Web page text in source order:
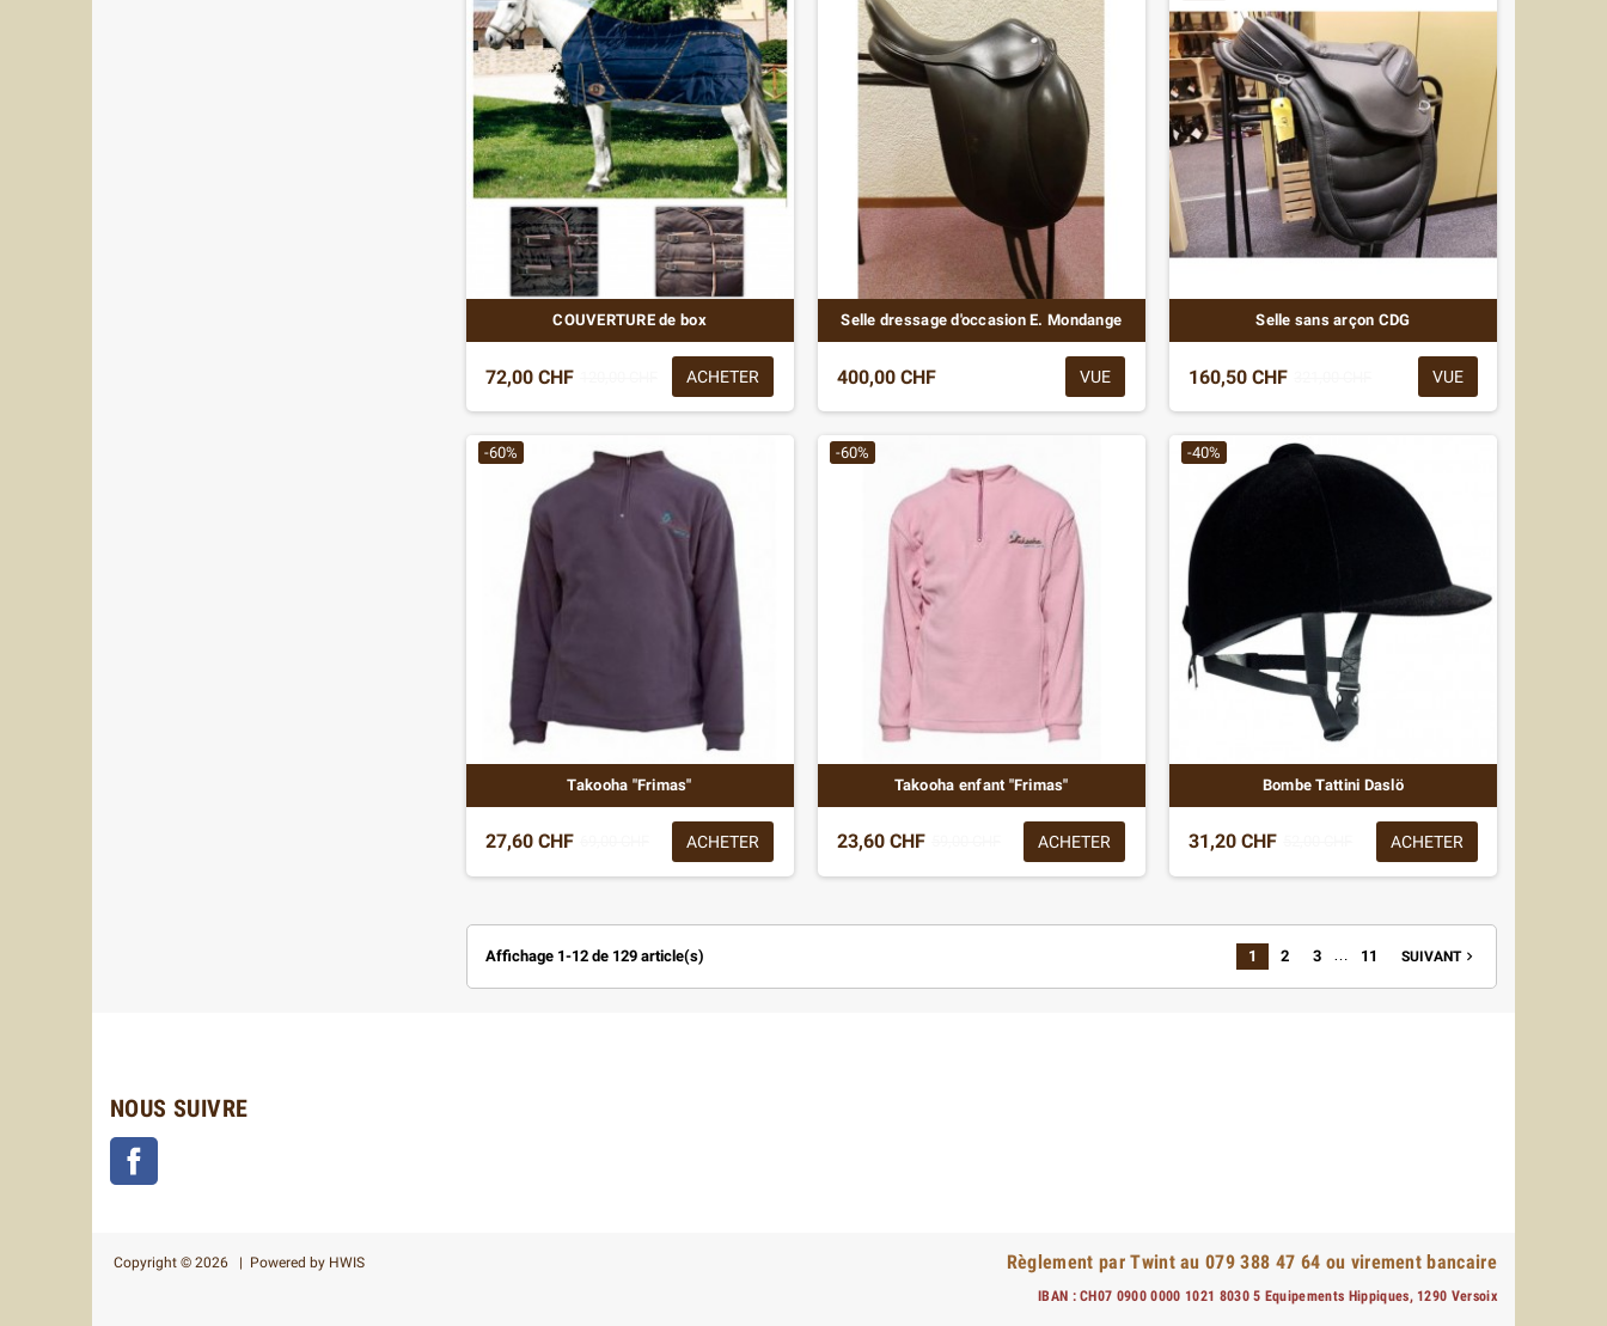
COUVERTURE de box
72,00 CHF ACHETER
Selle dressage d'occasion E. Mondange
400,00 CHF VUE
Selle sans arçon CDG
160,50 CHF VUE
-60%
Takooha "Frimas"
27,60 CHF ACHETER
-60%
Takooha enfant "Frimas"
23,60 CHF ACHETER
-40%
Bombe Tattini Daslö
31,20 CHF ACHETER
Affichage 1-12 de 129 article(s) 1 2 3 11 SUIVANT
NOUS SUIVRE
Copyright © 2026 | Powered by HWIS Règlement par Twint au 079 388 47 64 ou virement bancaire
IBAN : CH07 0900 0000 1021 8030 5 Equipements Hippiques, 1290 Versoix